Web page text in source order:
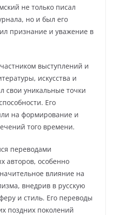
не только писал
но и был его
признание и уважение в
выступлений и
искусства и
свои уникальные точки
Его
на формирование и
того времени.
переводами
авторов, особенно
влияние на
внедрив в русскую
и стиль. Его переводы
поздних поколений